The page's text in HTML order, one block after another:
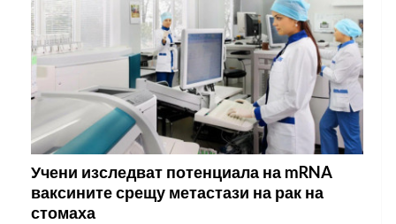
Учени изследват потенциала на mRNA
ваксините срещу метастази на рак на
стомаха